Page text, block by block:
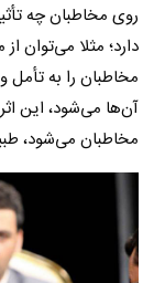
روی مخاطبان چه
دارد؛ مثلا می‌توان
مخاطبان را به تأمل
آن‌ها می‌شود، این
مخاطبان می‌شود،